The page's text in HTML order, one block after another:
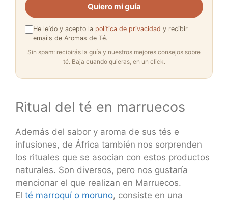
Quiero mi guía
He leído y acepto la política de privacidad y recibir
emails de Aromas de Té.
Sin spam: recibirás la guía y nuestros mejores consejos sobre
té. Baja cuando quieras, en un click.
Ritual del té en marruecos
Además del sabor y aroma de sus tés e
infusiones, de África también nos sorprenden
los rituales que se asocian con estos productos
naturales. Son diversos, pero nos gustaría
mencionar el que realizan en Marruecos.
El té marroquí o moruno, consiste en una